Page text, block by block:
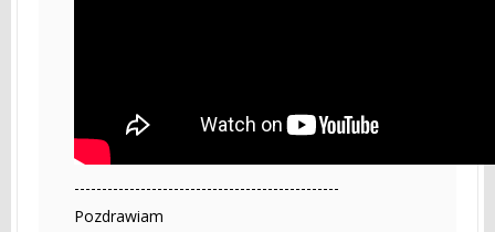
------------------------------------------------
Pozdrawiam